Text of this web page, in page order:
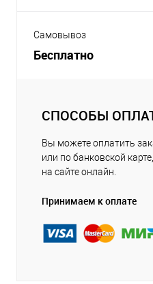
Самовывоз
Бесплатно
СПОСОБЫ
Вы можете оплатить
или по банковской
на сайте онлайн.
Принимаем к оплате